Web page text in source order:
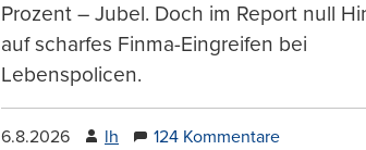
Prozent – Jubel. Doch im Report null
auf scharfes Finma-Eingreifen bei
Lebenspolicen.
6.8.2026 lh 124 Kommentare